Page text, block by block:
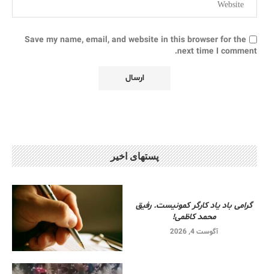
Save my name, email, and website in this browser for the
next time I comment.
پستهای اخیر
گرامی باد یاد کارگر کمونیست. رفیق
محمد کاظمی!
آگوست 4, 2026